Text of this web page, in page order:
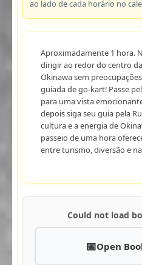
ao lado de cada horário no
Aproximadamente 1 hora.
dirigir ao redor do centro
Okinawa sem
guiada de go-kart! Passe
para uma vista
depois siga seu guia pela
cultura e a energia de
passeio de uma hora
entre turismo, diversão e
Could not load
Open